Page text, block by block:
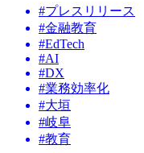
#プレスリリース
#金融教育
#EdTech
#AI
#DX
#業務効率化
#大垣
#岐阜
#教育